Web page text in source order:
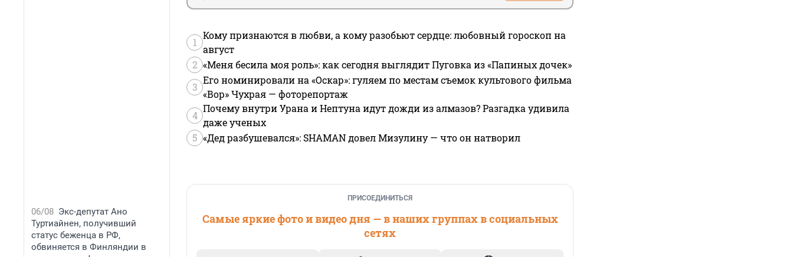
06/08 Экс-депутат Ано
Туртиайнен, получивший
статус беженца в РФ,
обвиняется в Финляндии в
1
Кому признаются в любви, а кому разобьют сердце: любовный гороскоп на
август
2 «Меня бесила моя роль»: как сегодня выглядит Пуговка из «Папиных дочек»
3
Его номинировали на «Оскар»: гуляем по местам съемок культового фильма
«Вор» Чухрая — фоторепортаж
4
Почему внутри Урана и Нептуна идут дожди из алмазов? Разгадка удивила
даже ученых
5 «Дед разбушевался»: SHAMAN довел Мизулину — что он натворил
ПРИСОЕДИНИТЬСЯ
Самые яркие фото и видео дня — в наших группах в социальных
сетях